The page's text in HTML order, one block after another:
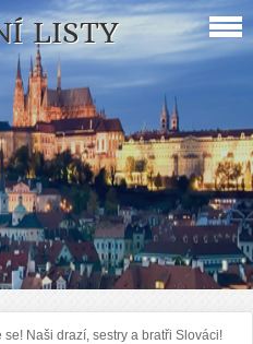
LISTY
se! Naši drazí, sestry a bratři Slováci!